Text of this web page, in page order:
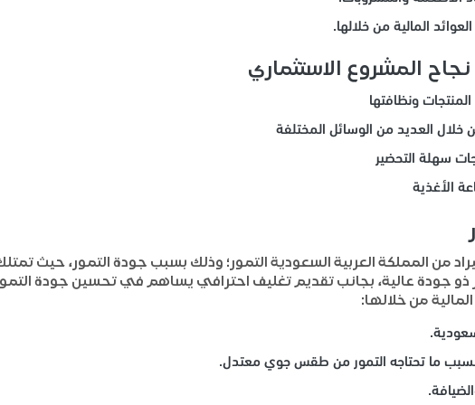
المالية من خلالها.
المشروع الاستثماري
ونظافتها
العديد من الوسائل المختلفة
سهلة التحضير
الأغذية
من المملكة العربية السعودية التمور؛ وذلك بسبب جودة التمور، حيث
جودة عالية، بجانب تقديم تغليف احترافي يساهم في تحسين جودة
من خلالها:
ما تحتاجه التمور من طقس جوي معتدل.